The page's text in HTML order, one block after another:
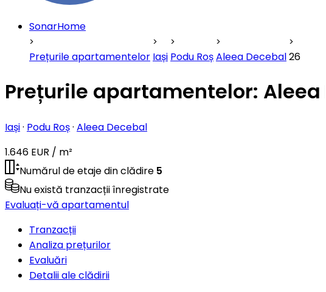
SonarHome
Prețurile apartamentelor Iași Podu RoșAleea Decebal26
Prețurile apartamentelor: Aleea
Iași· Podu Roș· Aleea Decebal
1.646 EUR / m²
Numărul de etaje din clădire 5
Nu există tranzacții înregistrate
Evaluați-vă apartamentul
Tranzacții
Analiza prețurilor
Evaluări
Detalii ale clădirii